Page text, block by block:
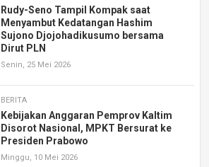
Rudy-Seno Tampil Kompak saat
Menyambut Kedatangan Hashim
Sujono Djojohadikusumo bersama
Dirut PLN
Senin, 25 Mei 2026
BERITA
Kebijakan Anggaran Pemprov Kaltim
Disorot Nasional, MPKT Bersurat ke
Presiden Prabowo
Minggu, 10 Mei 2026